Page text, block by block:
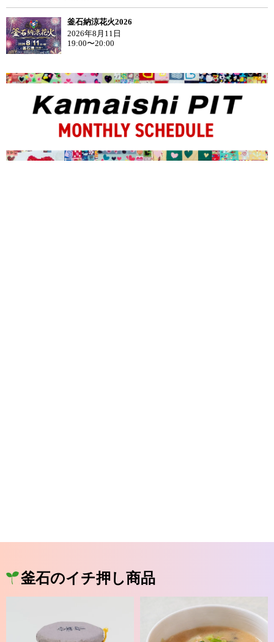
釜石納涼花火2026
2026年8月11日
19:00〜20:00
釜石のイチ押し商品